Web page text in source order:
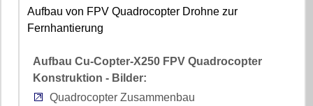
Aufbau von FPV Quadrocopter Drohne zur
Fernhantierung
Aufbau Cu-Copter-X250 FPV Quadrocopter
Konstruktion - Bilder:
Quadrocopter Zusammenbau